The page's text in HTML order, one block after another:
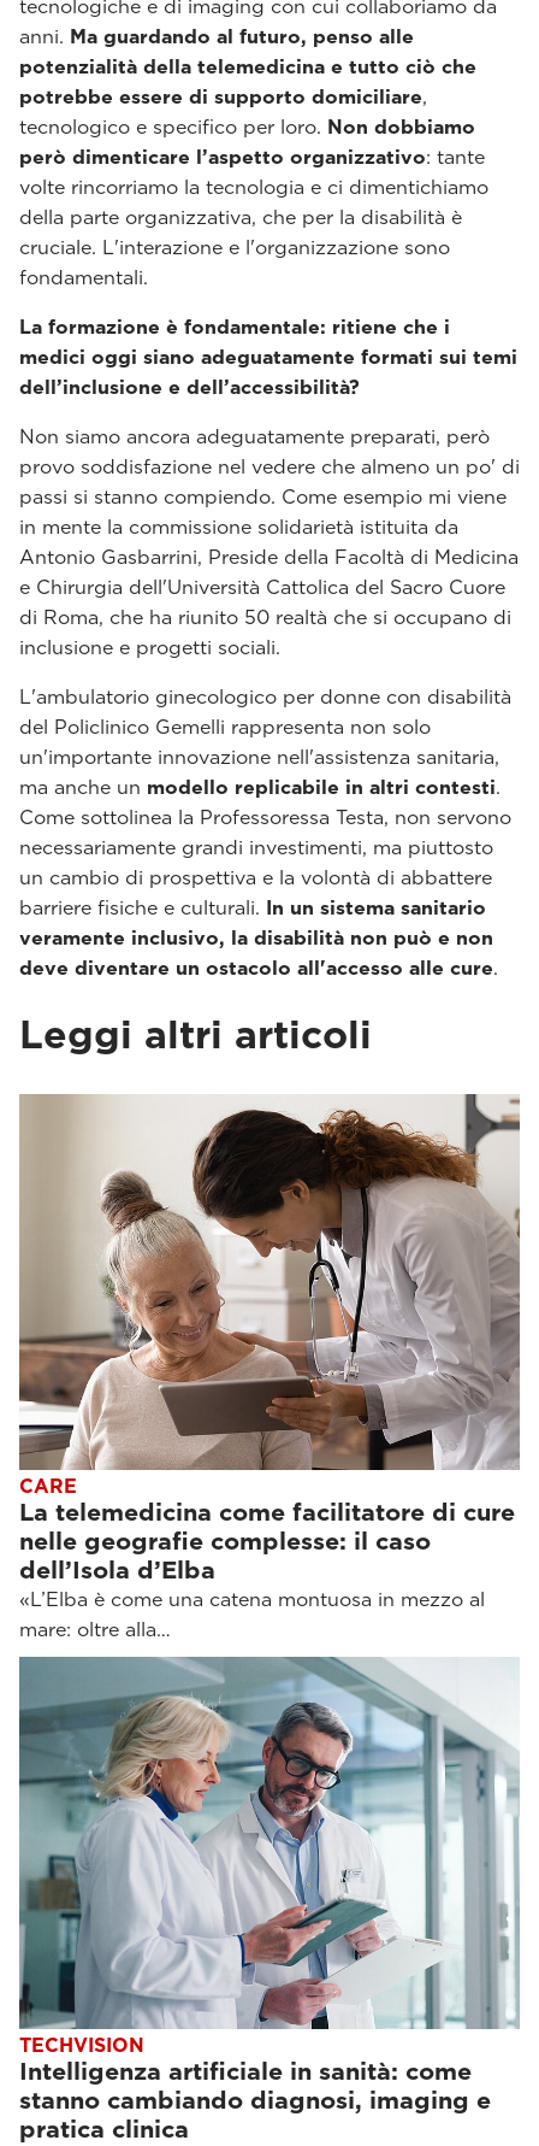
tecnologiche e di imaging con cui collaboriamo da
anni. Ma guardando al futuro, penso alle
potenzialità della telemedicina e tutto ciò che
potrebbe essere di supporto domiciliare,
tecnologico e specifico per loro. Non dobbiamo
però dimenticare l’aspetto organizzativo: tante
volte rincorriamo la tecnologia e ci dimentichiamo
della parte organizzativa, che per la disabilità è
cruciale. L'interazione e l'organizzazione sono
fondamentali.
La formazione è fondamentale: ritiene che i
medici oggi siano adeguatamente formati sui temi
dell’inclusione e dell’accessibilità?
Non siamo ancora adeguatamente preparati, però
provo soddisfazione nel vedere che almeno un po' di
passi si stanno compiendo. Come esempio mi viene
in mente la commissione solidarietà istituita da
Antonio Gasbarrini, Preside della Facoltà di Medicina
e Chirurgia dell'Università Cattolica del Sacro Cuore
di Roma, che ha riunito 50 realtà che si occupano di
inclusione e progetti sociali.
L'ambulatorio ginecologico per donne con disabilità
del Policlinico Gemelli rappresenta non solo
un'importante innovazione nell'assistenza sanitaria,
ma anche un modello replicabile in altri contesti.
Come sottolinea la Professoressa Testa, non servono
necessariamente grandi investimenti, ma piuttosto
un cambio di prospettiva e la volontà di abbattere
barriere fisiche e culturali. In un sistema sanitario
veramente inclusivo, la disabilità non può e non
deve diventare un ostacolo all'accesso alle cure.
Leggi altri articoli
CARE
La telemedicina come facilitatore di cure
nelle geografie complesse: il caso
dell’Isola d’Elba
«L’Elba è come una catena montuosa in mezzo al
mare: oltre alla…
TECHVISION
Intelligenza artificiale in sanità: come
stanno cambiando diagnosi, imaging e
pratica clinica